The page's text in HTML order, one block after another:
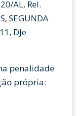
AL, Rel.
SEGUNDA
DJe
penalidade
própria: